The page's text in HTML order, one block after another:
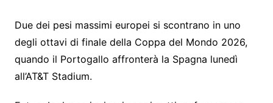
Due dei pesi massimi europei si scontrano in uno
degli ottavi di finale della Coppa del Mondo 2026,
quando il Portogallo affronterà la Spagna lunedì
all’AT&T Stadium.